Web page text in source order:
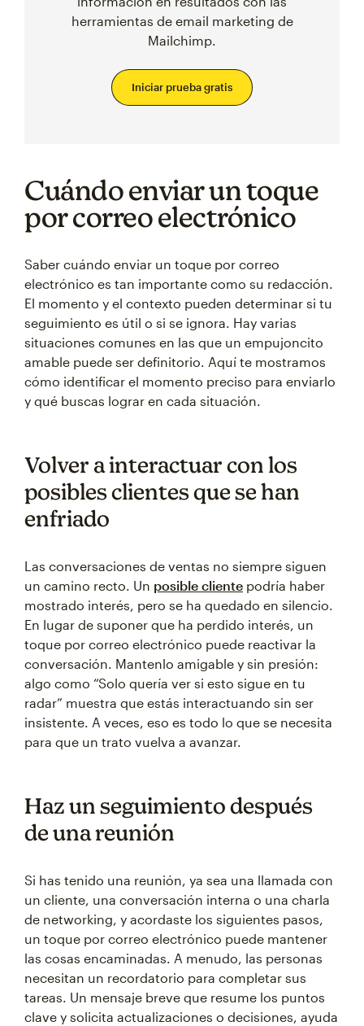
herramientas de email marketing de
Mailchimp.
Iniciar prueba gratis
Cuándo enviar un toque
por correo electrónico
Saber cuándo enviar un toque por correo
electrónico es tan importante como su redacción.
El momento y el contexto pueden determinar si tu
seguimiento es útil o si se ignora. Hay varias
situaciones comunes en las que un empujoncito
amable puede ser definitorio. Aquí te mostramos
cómo identificar el momento preciso para enviarlo
y qué buscas lograr en cada situación.
Volver a interactuar con los
posibles clientes que se han
enfriado
Las conversaciones de ventas no siempre siguen
un camino recto. Un posible cliente podría haber
mostrado interés, pero se ha quedado en silencio.
En lugar de suponer que ha perdido interés, un
toque por correo electrónico puede reactivar la
conversación. Mantenlo amigable y sin presión:
algo como “Solo quería ver si esto sigue en tu
radar” muestra que estás interactuando sin ser
insistente. A veces, eso es todo lo que se necesita
para que un trato vuelva a avanzar.
Haz un seguimiento después
de una reunión
Si has tenido una reunión, ya sea una llamada con
un cliente, una conversación interna o una charla
de networking, y acordaste los siguientes pasos,
un toque por correo electrónico puede mantener
las cosas encaminadas. A menudo, las personas
necesitan un recordatorio para completar sus
tareas. Un mensaje breve que resume los puntos
clave y solicita actualizaciones o decisiones, ayuda